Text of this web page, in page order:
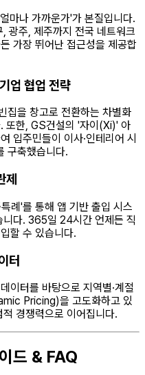
마나 가까운가'가 본질입니다.
광주, 제주까지 전국 네트워크
가장 뛰어난 접근성을 제공합
업 협업 전략
집을 창고로 전환하는 차별화
또한, GS건설의 '자이(Xi)' 아
입주민들이 이사·인테리어 시
구축했습니다.
제
례'를 통해 앱 기반 출입 시스
니다. 365일 24시간 언제든 직
할 수 있습니다.
터
이터를 바탕으로 지역별·계절
Pricing)을 고도화하고 있
경쟁력으로 이어집니다.
드 & FAQ